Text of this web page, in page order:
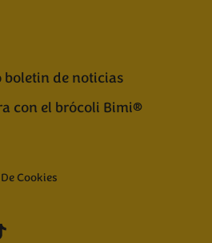
boletin de noticias
con el brócoli Bimi®
Cookies